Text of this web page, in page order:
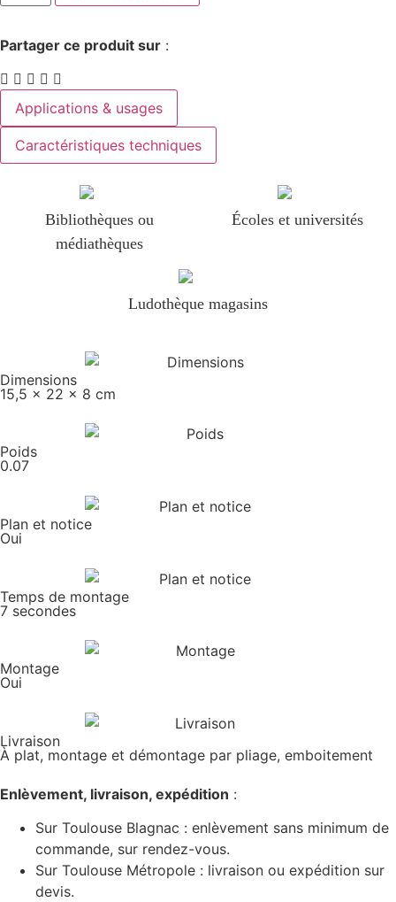
Partager ce produit sur :
Applications & usages
Caractéristiques techniques
Bibliothèques ou
médiathèques
Écoles et universités
Ludothèque magasins
Dimensions
15,5 x 22 x 8 cm
Poids
0.07
Plan et notice
Oui
Temps de montage
7 secondes
Montage
Oui
Livraison
À plat, montage et démontage par pliage, emboitement
Enlèvement, livraison, expédition :
Sur Toulouse Blagnac : enlèvement sans minimum de
commande, sur rendez-vous.
Sur Toulouse Métropole : livraison ou expédition sur
devis.